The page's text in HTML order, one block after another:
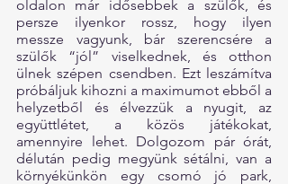
oldalon már idősebbek a szülők, és
persze ilyenkor rossz, hogy ilyen
messze vagyunk, bár szerencsére a
szülők “jól” viselkednek, és otthon
ülnek szépen csendben. Ezt leszámítva
próbáljuk kihozni a maximumot ebből a
helyzetből és élvezzük a nyugit, az
együttlétet, a közös játékokat,
amennyire lehet. Dolgozom pár órát,
délután pedig megyünk sétálni, van a
környékünkön egy csomó jó park,